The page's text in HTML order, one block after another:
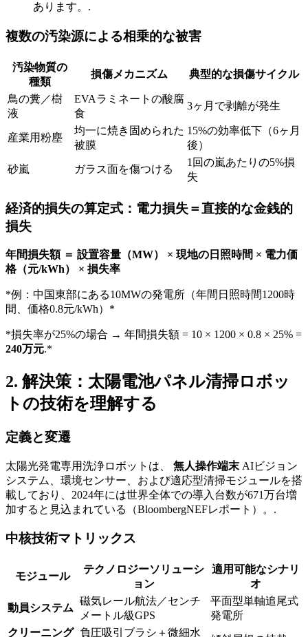
あります。.
複数の汚染源による相乗的な被害
汚染物質の
種類
損傷メカニズム 典型的な損傷サイクル
鳥の糞／樹
液
EVAラミネートの酸腐
食
3ヶ月で剥離が発生
産業用粉塵
均一に焼き固められた
被膜
15%の効率低下（6ヶ月
後）
砂嵐 ガラス面を傷つける
1回の嵐あたりの5%損
失
経済的損失の算定式：電力損失＝直接的な金銭的
損失
年間損失額 ＝ 設置容量（MW） × 現地の日照時間 × 電力価
格（元/kWh） × 損失率
*例：中国東部にある10MWの発電所（年間日照時間1200時
間、価格0.8元/kWh）*
*損失率が25%の場合 → 年間損失額 = 10 × 1200 × 0.8 × 25% =
240万元.*
2. 解決策：太陽電池パネル清掃ロボッ
トの技術を理解する
定義と変遷
太陽光発電専用洗浄ロボットは、 無人操作端末 AIビジョン
システム、環境センサー、および適応型清掃モジュールを搭
載しており、2024年には世界全体での導入台数が671万台増
加すると見込まれている（BloombergNEFレポート）。.
中核技術マトリックス
モジュール
テクノロジーソリューシ
ョン
適用可能なシナリ
オ
動員システム
磁気レール航法／センチ
メートル級GPS
平面型単軸追尾式
発電所
クリーニング 負圧吸引ブラシ＋微細水